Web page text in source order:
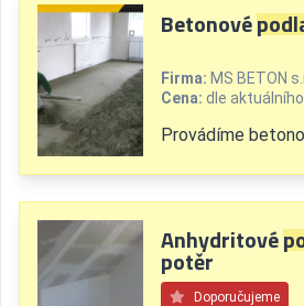
Betonové
Firma: MS BETON
Cena: dle
Provádíme
Anhydritové
potěr
Doporučujeme